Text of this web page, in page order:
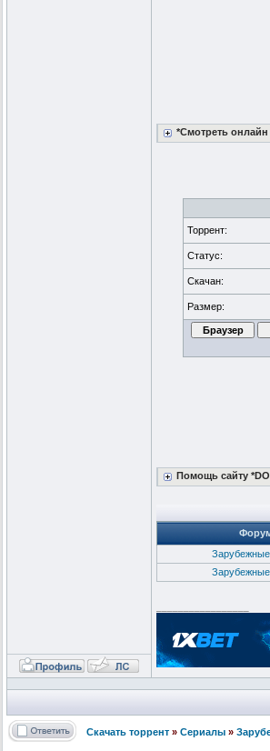
*Смотреть онлайн
Торрент:
Статус:
Скачан:
Размер:
Помощь сайту
Скачать торрент » Сериалы »